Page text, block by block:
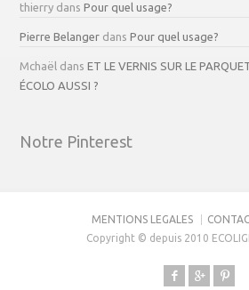
thierry dansPour quel usage?
Pierre Belanger dansPour quel usage?
Mchaël dansET LE VERNIS SUR LE
ÉCOLO AUSSI ?
Notre Pinterest
MENTIONS LEGALES
Copyright © depuis 2010